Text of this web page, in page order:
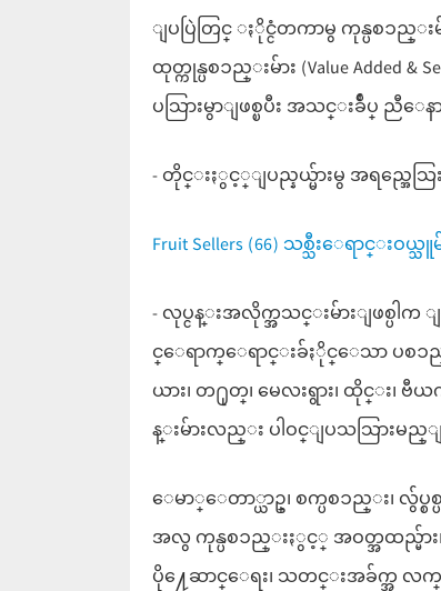
ျပပြဲတြင္ ႏိုင္ငံတကာမွ ကုန္ပစၥည္
ထုတ္ကုန္ပစၥည္းမ်ား (Value Added
ပသြားမွာျဖစ္ၿပီး အသင္းခ်ဳပ္ ညီေ
- တိုင္းႏွင့္ျပည္နယ္မ်ားမွ အရည္အေသ
Fruit Sellers (66) သစ္သီးေရာင္းဝယ္
- လုပ္ငန္းအလိုက္အသင္းမ်ားျဖစ္ပ
င္ေရာက္ေရာင္းခ်ႏိုင္ေသာ ပစၥည္းမ်
ယား၊ တ႐ုတ္၊ မေလးရွား၊ ထိုင္း၊ ဗီ
န္းမ်ားလည္း ပါဝင္ျပသသြားမ
ေမာ္ေတာ္ယာဥ္၊ စက္ပစၥည္း၊ လွ်ပ္စ
အလွ ကုန္ပစၥည္းႏွင့္ အဝတ္အထည္မ်ား၊
ပို႔ေဆာင္ေရး၊ သတင္းအခ်က္အ